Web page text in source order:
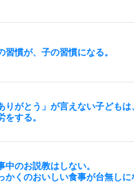
習慣が、子の習慣になる。
りがとう」が言えない子ども
をする。
中のお説教はしない。
かくのおいしい食事が台無しに